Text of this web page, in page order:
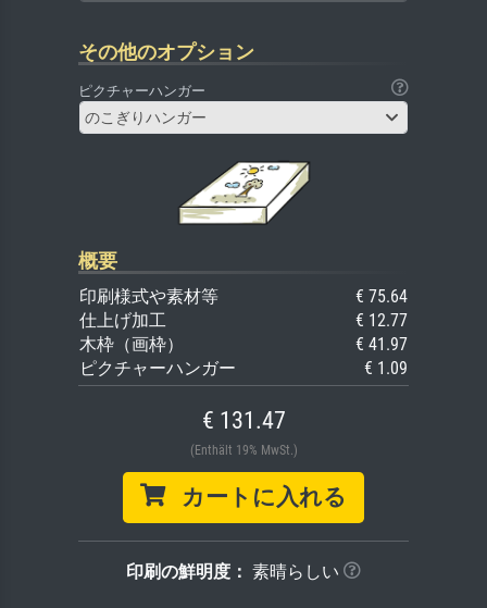
その他のオプション
ピクチャーハンガー
のこぎりハンガー
概要
印刷様式や素材等
€ 75.64
仕上げ加工
€ 12.77
木枠（画枠）
€ 41.97
ピクチャーハンガー
€ 1.09
€ 131.47
(Enthält 19% MwSt.)
カートに入れる
印刷の鮮明度： 素晴らしい